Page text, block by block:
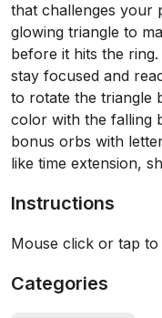
that challenges your
glowing triangle to
before it hits the
stay focused and
to rotate the triangle
color with the falling
bonus orbs with
like time extension,
Instructions
Mouse click or tap to
Categories